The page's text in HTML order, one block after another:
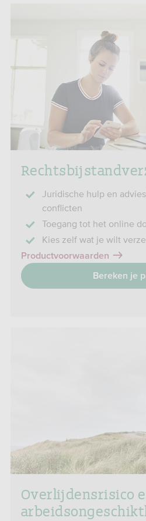
Juridische hulp en
conflicten
Toegang tot het online
Kies zelf wat je wilt
Productvoorwaarden
Bereken je
Overlijdensrisico­